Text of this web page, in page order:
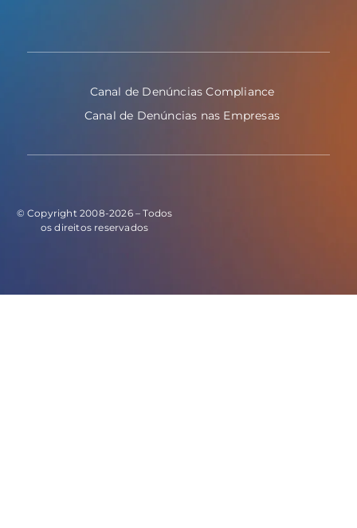
Canal de Denúncias Compliance
Canal de Denúncias nas Empresas
© Copyright 2008-2026 – Todos
os direitos reservados